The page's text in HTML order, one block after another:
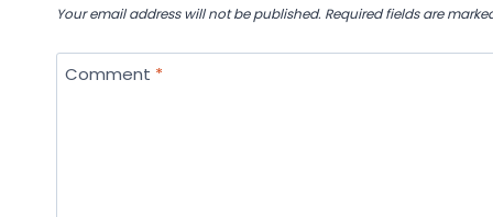
Your email address will not be published. Required fields are
Comment *